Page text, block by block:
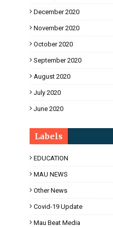
December 2020
November 2020
October 2020
September 2020
August 2020
July 2020
June 2020
Labels
EDUCATION
MAU NEWS
Other News
Covid-19 Update
Mau Beat Media